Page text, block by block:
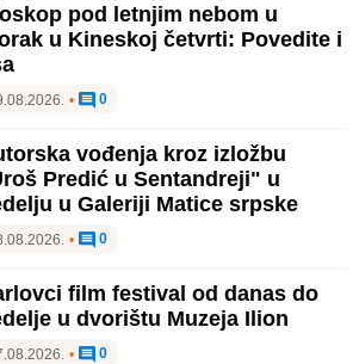
pod letnjim nebom u
u Kineskoj četvrti: Povedite i
• 0
vođenja kroz izložbu
Predić u Sentandreji" u
u Galeriji Matice srpske
• 0
film festival od danas do
u dvorištu Muzeja Ilion
• 0